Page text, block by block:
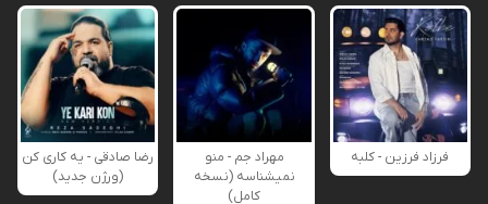
فرزاد فرزین - کلبه
مهراد جم - منو
نمیشناسه (نسخه
کامل)
رضا صادقی - یه کاری کن
(ورژن جدید)